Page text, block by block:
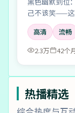
己不该笑——这
高清
流畅
2.3万
42个
热播精选